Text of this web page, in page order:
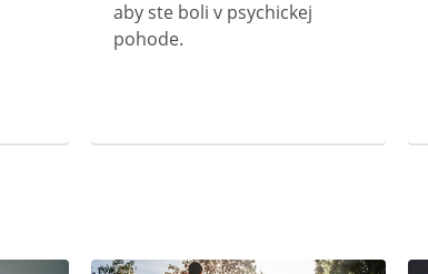
aby ste boli v psychickej
pohode.